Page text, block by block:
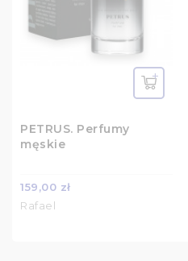
PETRUS. Perfumy
męskie
159,00 zł
Rafael